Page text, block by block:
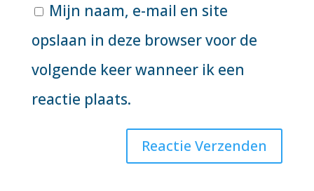
Mijn naam, e-mail en site
opslaan in deze browser voor de
volgende keer wanneer ik een
reactie plaats.